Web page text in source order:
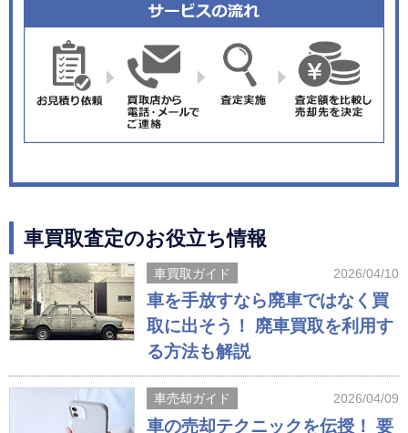
車買取査定のお役立ち情報
車買取ガイド 2026/04/10
車を手放すなら廃車ではなく買
取に出そう！ 廃車買取を利用す
る方法も解説
車売却ガイド 2026/04/09
車の売却テクニックを伝授！ 要